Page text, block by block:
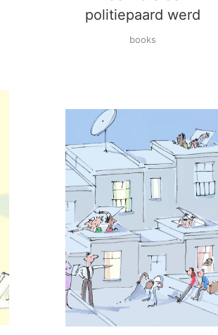
politiepaard werd
books